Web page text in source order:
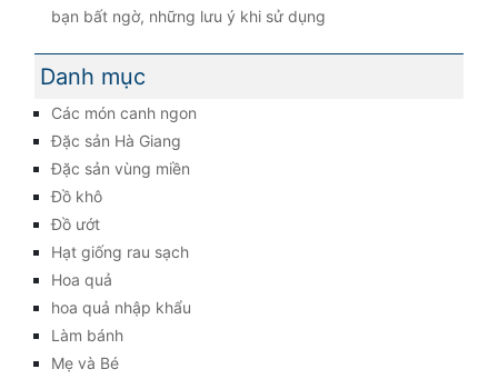
bạn bất ngờ, những lưu ý khi sử dụng
Danh mục
Các món canh ngon
Đặc sản Hà Giang
Đặc sản vùng miền
Đồ khô
Đồ ướt
Hạt giống rau sạch
Hoa quả
hoa quả nhập khẩu
Làm bánh
Mẹ và Bé